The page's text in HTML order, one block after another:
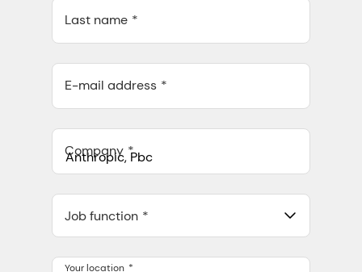
Last name
E-mail address
Company
548 Market St Pmb 90375, San Francisco, California, US
Job function
Your location